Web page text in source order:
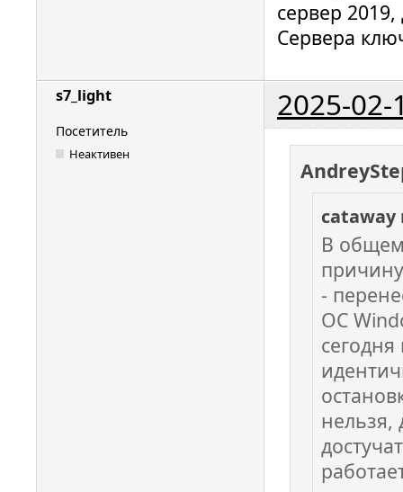
сервер
Сервера
s7_light 2025-02-
Посетитель
Неактивен
В
-
ОС
нельзя,